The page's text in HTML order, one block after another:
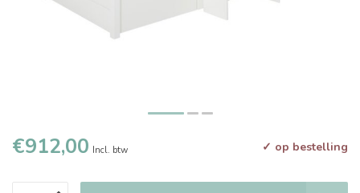
€912,00 Incl. btw ✓ op bestelling